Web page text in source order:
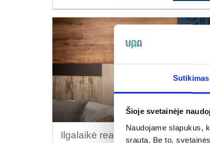
Sutikimas
Šioje svetainėje
Naudojame slapukus,
srautą. Be to,
Ilgalaikė reabilitacija